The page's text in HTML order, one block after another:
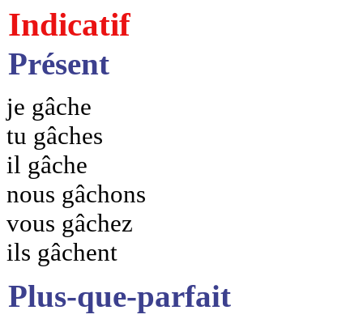
Indicatif
Présent
je gâche
tu gâches
il gâche
nous gâchons
vous gâchez
ils gâchent
Plus-que-parfait